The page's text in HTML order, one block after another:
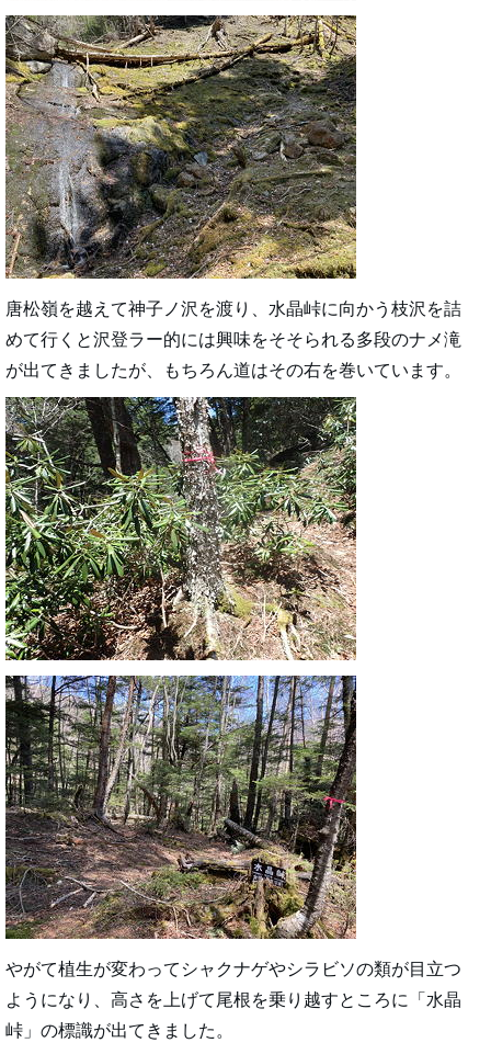
唐松嶺を越えて神子ノ沢を渡り、水晶峠に向かう枝沢を詰
めて行くと沢登ラー的には興味をそそられる多段のナメ滝
が出てきましたが、もちろん道はその右を巻いています。
やがて植生が変わってシャクナゲやシラビソの類が目立つ
ようになり、高さを上げて尾根を乗り越すところに「水晶
峠」の標識が出てきました。